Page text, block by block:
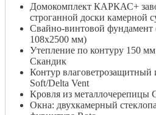
Домокомплект КАРКАС+
строганной доски камерной
Свайно-винтовой
108х2500 мм)
Утепление по контуру 150
Скандик
Контур
Soft/Delta Vent
Кровля из металлочерепицы
Окна: двухкамерный